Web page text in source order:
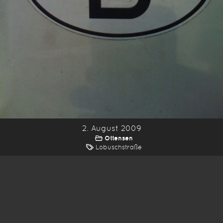
2. August 2009
Ottensen
Lobuschstraße